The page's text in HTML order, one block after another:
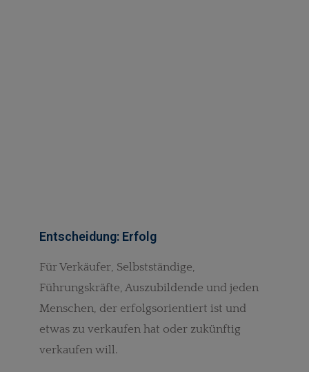
Entscheidung: Erfolg
Für Verkäufer, Selbstständige,
Führungskräfte, Auszubildende und jeden
Menschen, der erfolgsorientiert ist und
etwas zu verkaufen hat oder zukünftig
verkaufen will.